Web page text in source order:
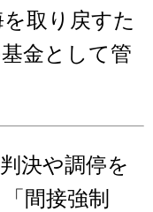
取り戻すた
金として管
決や調停を
間接強制